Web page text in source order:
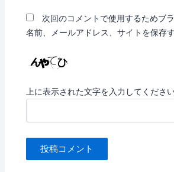
次回のコメントで使用するためブ
名前、メールアドレス、サイトを保存す
上に表示された文字を入力してください